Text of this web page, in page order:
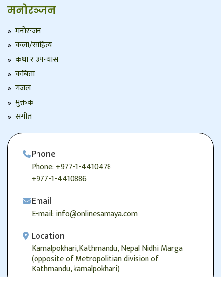
मनोरञ्जन
मनोरन्जन
कला/साहित्य
कथा र उपन्यास
कबिता
गजल
मुक्तक
संगीत
Phone
Phone: +977-1-4410478
+977-1-4410886
Email
E-mail: info@onlinesamaya.com
Location
Kamalpokhari,Kathmandu, Nepal Nidhi Marga
(opposite of Metropolitian division of
Kathmandu, kamalpokhari)